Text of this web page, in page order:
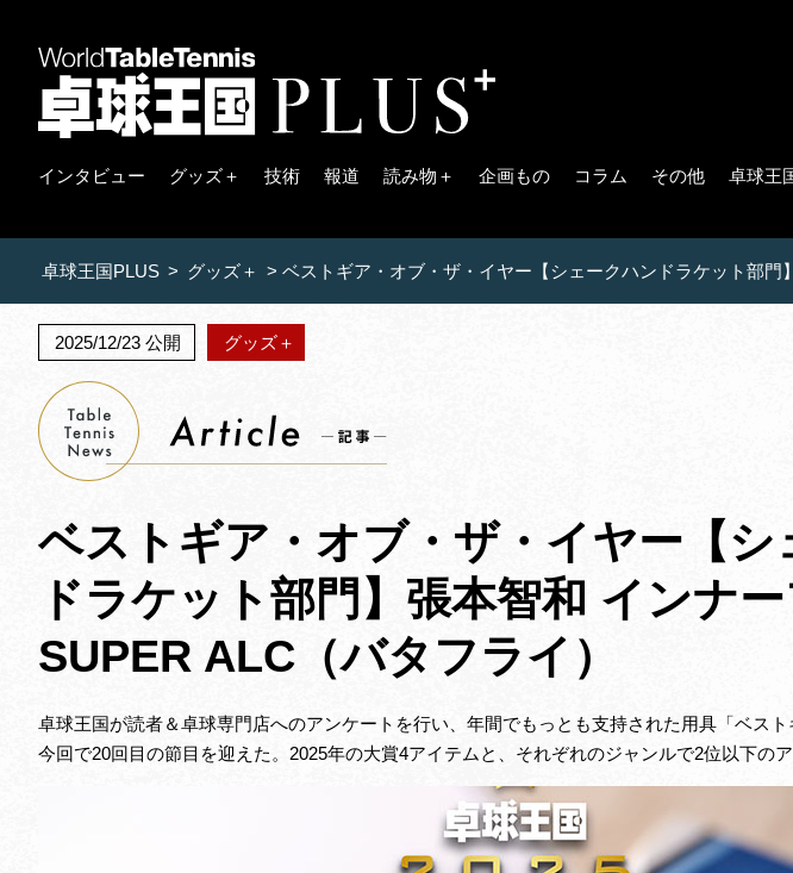
インタビュー グッズ＋ 技術 報道 読み物＋ 企画もの コラム その他 卓球王
卓球王国PLUS > グッズ＋ > ベストギア・オブ・ザ・イヤー【シェークハンドラケット部門
2025/12/23 公開 グッズ＋
ベストギア・オブ・ザ・イヤー【シ
ドラケット部門】張本智和 インナ
SUPER ALC（バタフライ）
卓球王国が読者＆卓球専門店へのアンケートを行い、年間でもっとも支持された用具「ベスト
今回で20回目の節目を迎えた。2025年の大賞4アイテムと、それぞれのジャンルで2位以下の